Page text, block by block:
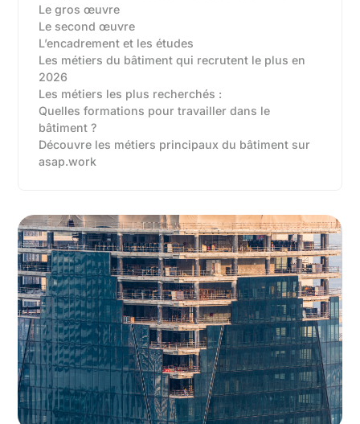
Le gros œuvre
Le second œuvre
L’encadrement et les études
Les métiers du bâtiment qui recrutent le plus en
2026
Les métiers les plus recherchés :
Quelles formations pour travailler dans le
bâtiment ?
Découvre les métiers principaux du bâtiment sur
asap.work